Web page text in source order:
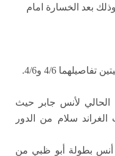
بعد الخسارة امام
4/6 و4/6.
الحالي لأنس جابر حيث
سلام من الدور
أنس بطولة أبو ظبي من